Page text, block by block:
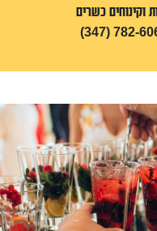
וקינוחים כשרים
(347) 782-